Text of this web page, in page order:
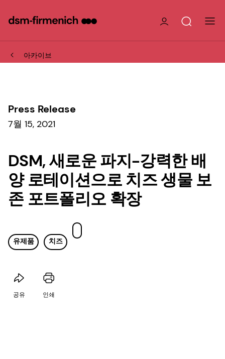
아카이브
Press Release
7월 15, 2021
DSM, 새로운 파지-강력한 배
양 로테이션으로 치즈 생물 보
존 포트폴리오 확장
유제품 치즈
공유 인쇄